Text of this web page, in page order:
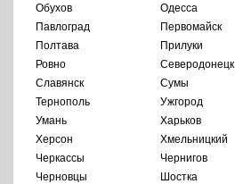
Обухов
Одесса
Павлоград
Первомайск
Полтава
Прилуки
Ровно
Северодонецк
Славянск
Сумы
Тернополь
Ужгород
Умань
Харьков
Херсон
Хмельницкий
Черкассы
Чернигов
Черновцы
Шостка